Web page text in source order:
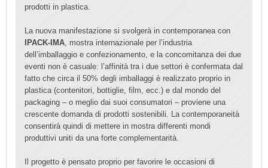
prodotti in plastica.
La nuova manifestazione si svolgerà in contemporanea con
IPACK-IMA , mostra internazionale per l’industria
dell’imballaggio e confezionamento, e la concomitanza dei due
eventi non è casuale: l’affinità tra i due settori è confermata dal
fatto che circa il 50% degli imballaggi è realizzato proprio in
plastica (contenitori, bottiglie, film, ecc.) e dal mondo del
packaging – o meglio dai suoi consumatori – proviene una
crescente domanda di prodotti sostenibili. La contemporaneità
consentirà quindi di mettere in mostra differenti mondi
produttivi uniti da una forte complementarità.
Il progetto è pensato proprio per favorire le occasioni di